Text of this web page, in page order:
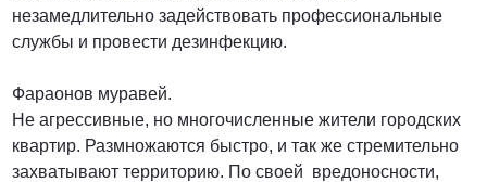
незамедлительно задействовать профессиональные
службы и провести дезинфекцию.
Фараонов муравей.
Не агрессивные, но многочисленные жители городских
квартир. Размножаются быстро, и так же стремительно
захватывают территорию. По своей вредоносности,